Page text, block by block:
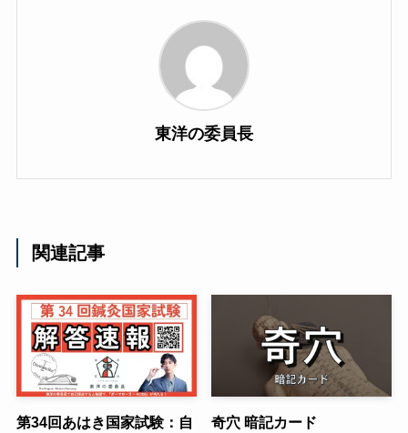
東洋の委員長
関連記事
第34回あはき国家試験：自
奇穴 暗記カード